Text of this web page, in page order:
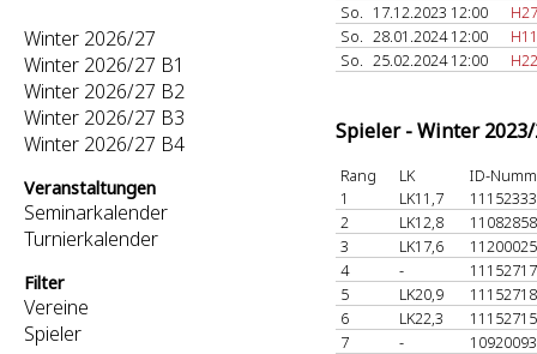
Winter 2026/27
Winter 2026/27 B1
Winter 2026/27 B2
Winter 2026/27 B3
Winter 2026/27 B4
Veranstaltungen
Seminarkalender
Turnierkalender
Filter
Vereine
Spieler
So. 17.12.2023 12:00
So. 28.01.2024 12:00
So. 25.02.2024 12:00
Spieler - Winter
Rang LK
ID-
1
LK11,7
2
LK12,8
3
LK17,6
4
-
5
LK20,9
6
LK22,3
7
-